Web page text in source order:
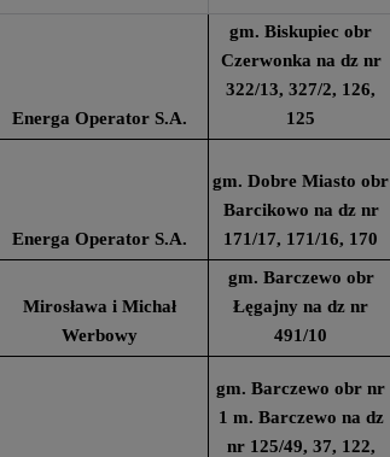
Energa Operator S.A.
gm. Biskupiec obr
Czerwonka na dz nr
322/13, 327/2, 126,
125
Energa Operator S.A.
gm. Dobre Miasto obr
Barcikowo na dz nr
171/17, 171/16, 170
Mirosława i Michał
Werbowy
gm. Barczewo obr
Łęgajny na dz nr
491/10
gm. Barczewo obr nr
1 m. Barczewo na dz
nr 125/49, 37, 122,